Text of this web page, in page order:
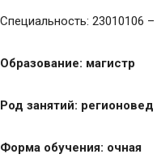
Специальность: 23010106
Образование: магистр
Род занятий: регионовед
Форма обучения: очная